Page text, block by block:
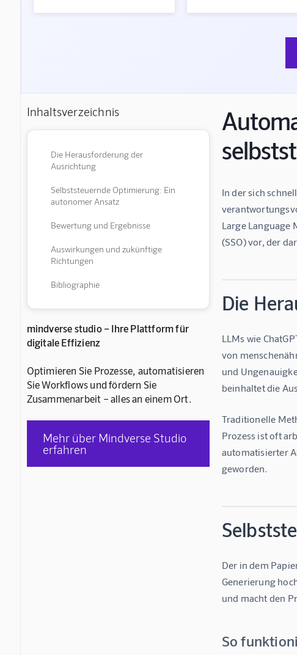
Inhaltsverzeichnis
Die Herausforderung der
Ausrichtung
Selbststeuernde Optimierung: Ein
autonomer Ansatz
Bewertung und Ergebnisse
Auswirkungen und zukünftige
Richtungen
Bibliographie
mindverse studio – Ihre Plattform für
digitale Effizienz
Optimieren Sie Prozesse, automatisieren
Sie Workflows und fördern Sie
Zusammenarbeit – alles an einem Ort.
Mehr über Mindverse Studio
erfahren
In der sich
Large Language
(SSO) vor, der
Die
LLMs wie
von
und
beinhaltet die
Traditionelle
Prozess ist oft
automatisierter
geworden.
Der in dem
Generierung
und macht den
So